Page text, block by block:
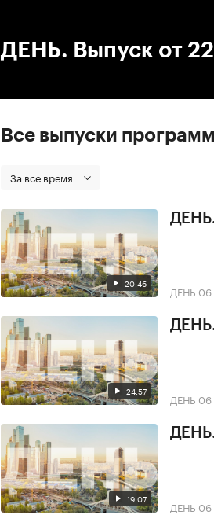
ДЕНЬ. Выпуск от
Все выпуски
За все время
20:46 ДЕНЬ 06
24:57 ДЕНЬ 06
19:07 ДЕНЬ 06